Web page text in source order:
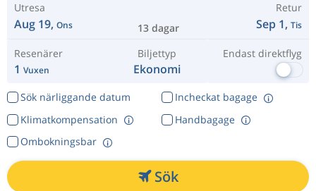
Utresa
Aug 19, Ons 13 dagar
Retur
Sep 1, Tis
Resenärer
1 Vuxen
Biljettyp
Ekonomi
Endast direktflyg
Sök närliggande datum
Incheckat bagage
Klimatkompensation
Ombokningsbar
Handbagage
Sök